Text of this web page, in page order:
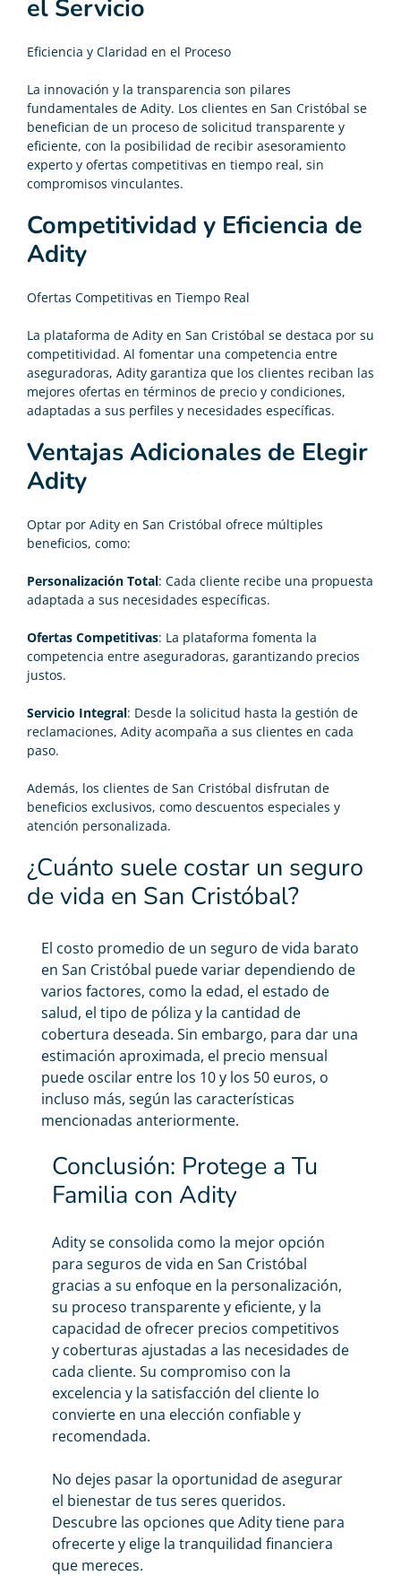
el Servicio
Eficiencia y Claridad en el Proceso
La innovación y la transparencia son pilares
fundamentales de Adity. Los clientes en San Cristóbal se
benefician de un proceso de solicitud transparente y
eficiente, con la posibilidad de recibir asesoramiento
experto y ofertas competitivas en tiempo real, sin
compromisos vinculantes.
Competitividad y Eficiencia de
Adity
Ofertas Competitivas en Tiempo Real
La plataforma de Adity en San Cristóbal se destaca por su
competitividad. Al fomentar una competencia entre
aseguradoras, Adity garantiza que los clientes reciban las
mejores ofertas en términos de precio y condiciones,
adaptadas a sus perfiles y necesidades específicas.
Ventajas Adicionales de Elegir
Adity
Optar por Adity en San Cristóbal ofrece múltiples
beneficios, como:
Personalización Total: Cada cliente recibe una propuesta
adaptada a sus necesidades específicas.
Ofertas Competitivas: La plataforma fomenta la
competencia entre aseguradoras, garantizando precios
justos.
Servicio Integral: Desde la solicitud hasta la gestión de
reclamaciones, Adity acompaña a sus clientes en cada
paso.
Además, los clientes de San Cristóbal disfrutan de
beneficios exclusivos, como descuentos especiales y
atención personalizada.
¿Cuánto suele costar un seguro
de vida en San Cristóbal?
El costo promedio de un seguro de vida barato
en San Cristóbal puede variar dependiendo de
varios factores, como la edad, el estado de
salud, el tipo de póliza y la cantidad de
cobertura deseada. Sin embargo, para dar una
estimación aproximada, el precio mensual
puede oscilar entre los 10 y los 50 euros, o
incluso más, según las características
mencionadas anteriormente.
Conclusión: Protege a Tu
Familia con Adity
Adity se consolida como la mejor opción
para seguros de vida en San Cristóbal
gracias a su enfoque en la personalización,
su proceso transparente y eficiente, y la
capacidad de ofrecer precios competitivos
y coberturas ajustadas a las necesidades de
cada cliente. Su compromiso con la
excelencia y la satisfacción del cliente lo
convierte en una elección confiable y
recomendada.
No dejes pasar la oportunidad de asegurar
el bienestar de tus seres queridos.
Descubre las opciones que Adity tiene para
ofrecerte y elige la tranquilidad financiera
que mereces.